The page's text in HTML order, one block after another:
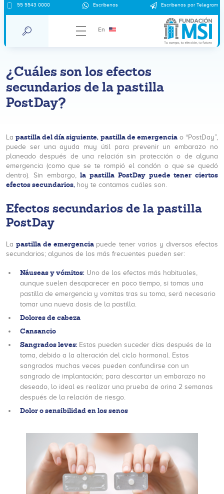
55 5543 0000 Escríbenos Escríbenos por Telegram
En
¿Cuáles son los efectos
secundarios de la pastilla
PostDay?
La pastilla del día siguiente, pastilla de emergencia o “PostDay”,
puede ser una ayuda muy útil para prevenir un embarazo no
planeado después de una relación sin protección o de alguna
emergencia (como que se te rompió el condón o que se quedó
dentro). Sin embargo,la pastilla PostDay puede tener ciertos
efectos secundarios, hoy te contamos cuáles son.
Efectos secundarios de la pastilla
PostDay
Lapastilla de emergencia puede tener varios y diversos efectos
secundarios; algunos de los más frecuentes pueden ser:
Náuseas y vómitos: Uno de los efectos más habituales,
aunque suelen desaparecer en poco tiempo, si tomas una
pastilla de emergencia y vomitas tras su toma, será necesario
tomar una nueva dosis de la pastilla.
Dolores de cabeza
Cansancio
Sangrados leves: Estos pueden suceder días después de la
toma, debido a la alteración del ciclo hormonal. Estos
sangrados muchas veces pueden confundirse con un
sangrado de implantación; para descartar un embarazo no
deseado, lo ideal es realizar una prueba de orina 2 semanas
después de la relación de riesgo.
Dolor o sensibilidad en los senos